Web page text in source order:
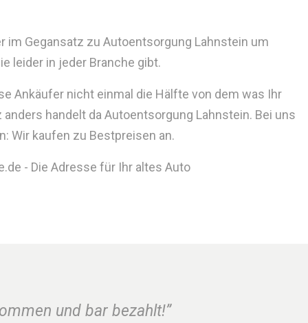
im Gegansatz zu Autoentsorgung Lahnstein um
leider in jeder Branche gibt.
Ankäufer nicht einmal die Hälfte von dem was Ihr
handelt da Autoentsorgung Lahnstein. Bei uns
Wir kaufen zu Bestpreisen an.
- Die Adresse für Ihr altes Auto
und bar bezahlt!”